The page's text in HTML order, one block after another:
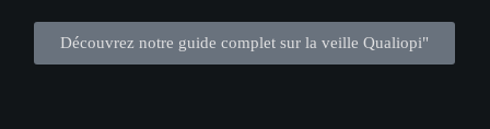
Découvrez notre guide complet sur la veille Qualiopi"